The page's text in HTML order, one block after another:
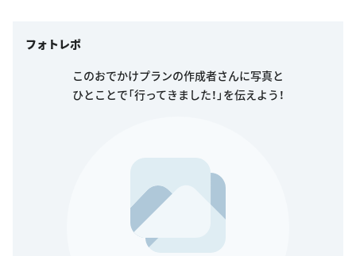
フォトレポ
このおでかけプランの作成者さんに写真と
ひとことで「行ってきました！」を伝えよう！